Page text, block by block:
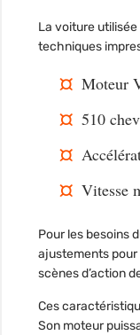
La voiture
techniques
Moteur
510
Vitesse
Pour les besoins
ajustements pour
scènes d’action
Ces
Son moteur